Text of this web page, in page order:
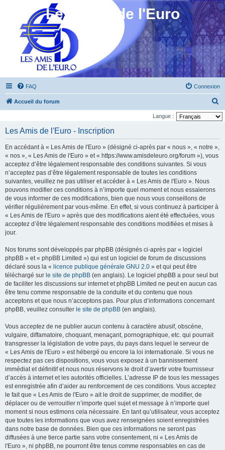
Les Amis de l'Euro
FAQ Connexion
Accueil du forum
e
Langue :
Les Amis de l'Euro - Inscription
En accédant à « Les Amis de l'Euro » (désigné ci-après par « nous », « notre »,
« nos », « Les Amis de l'Euro » et « https://www.amisdeleuro.org/forum »), vous
acceptez d’être légalement responsable des conditions suivantes. Si vous
n’acceptez pas d’être légalement responsable de toutes les conditions
suivantes, veuillez ne pas utiliser et accéder à « Les Amis de l'Euro ». Nous
pouvons modifier ces conditions à n’importe quel moment et nous essaierons
de vous informer de ces modifications, bien que nous vous conseillons de
vérifier régulièrement par vous-même. En effet, si vous continuez à participer à
« Les Amis de l'Euro » après que des modifications aient été effectuées, vous
acceptez d’être légalement responsable des conditions modifiées et mises à
jour.
Nos forums sont développés par phpBB (désignés ci-après par « logiciel
phpBB » et « phpBB Limited ») qui est un logiciel de forum de discussions
déclaré sous la « licence publique générale GNU 2.0 » et qui peut être
téléchargé sur le site de phpBB (en anglais). Le logiciel phpBB a pour seul but
de faciliter les discussions sur internet et phpBB Limited ne peut en aucun cas
être tenu comme responsable de la conduite et du contenu que nous
acceptons et que nous n’acceptons pas. Pour plus d’informations concernant
phpBB, veuillez consulter le site de phpBB (en anglais).
Vous acceptez de ne publier aucun contenu à caractère abusif, obscène,
vulgaire, diffamatoire, choquant, menaçant, pornographique, etc. qui pourrait
transgresser la législation de votre pays, du pays dans lequel le serveur de
« Les Amis de l'Euro » est hébergé ou encore la loi internationale. Si vous ne
respectez pas ces dispositions, vous vous exposez à un bannissement
immédiat et définitif et nous nous réservons le droit d’avertir votre fournisseur
d’accès à internet et les autorités officielles. L’adresse IP de tous les messages
est enregistrée afin d’aider au renforcement de ces conditions. Vous acceptez
le fait que « Les Amis de l'Euro » ait le droit de supprimer, de modifier, de
déplacer ou de verrouiller n’importe quel sujet et message à n’importe quel
moment si nous estimons cela nécessaire. En tant qu’utilisateur, vous acceptez
que toutes les informations que vous avez renseignées soient enregistrées
dans notre base de données. Bien que ces informations ne seront pas
diffusées à une tierce partie sans votre consentement, ni « Les Amis de
l'Euro », ni phpBB, ne pourront être tenus comme responsables en cas de